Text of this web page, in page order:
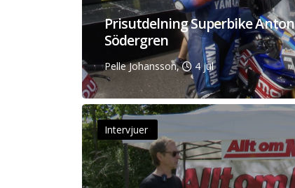
Prisutdelning Superbike Anton
Södergren
Pelle Johansson, 4 jul
Intervjuer